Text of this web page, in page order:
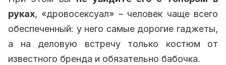
руках, «дровосексуал» – человек чаще всего
обеспеченный: у него самые дорогие гаджеты,
а на деловую встречу только костюм от
известного бренда и обязательно бабочка.